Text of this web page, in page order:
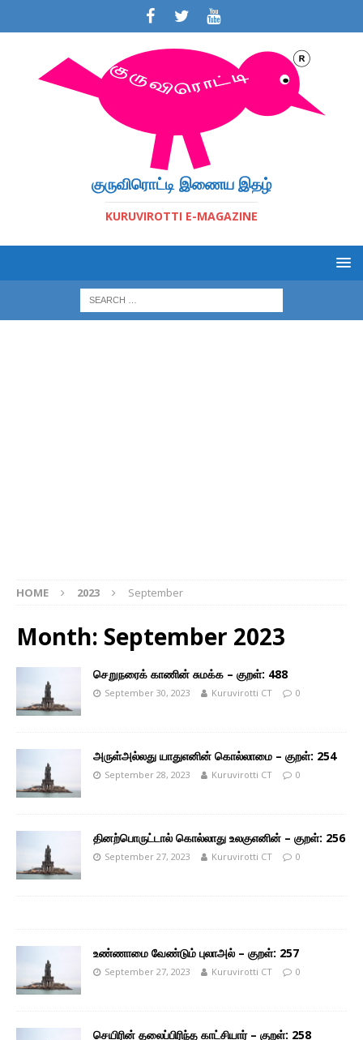
குருவிரொட்டி இணைய இதழ்
KURUVIROTTI E-MAGAZINE
HOME 2023 September
Month: September 2023
செறுநரைக் காணின் சுமக்க – குறள்: 488
September 30, 2023 Kuruvirotti CT 0
அருள்அல்லது யாதுஎனின் கொல்லாமை – குறள்: 254
September 28, 2023 Kuruvirotti CT 0
தினற்பொருட்டால் கொல்லாது உலகுஎனின் – குறள்: 256
September 27, 2023 Kuruvirotti CT 0
உண்ணாமை வேண்டும் புலாஅல் – குறள்: 257
September 27, 2023 Kuruvirotti CT 0
செயிரின் தலைப்பிரிந்த காட்சியார் – குறள்: 258